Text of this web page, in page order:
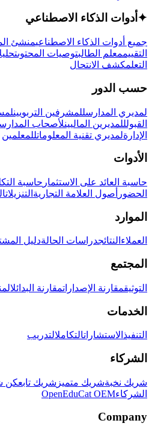
✦ أدوات الذكاء الاصطناعي
جميع أدوات الذكاء الاصطناعيمنشئ
التقييممعلم الطالبتوصيات المحتوى
التعلمكشف الانتحال
حسب الدور
لمديري المدارسللمشرفين التربويين
القبولللمديرين الماليينلأصحاب
الإدارةلمديري تقنية المعلوماتللمعلمين
الأدوات
حاسبة العائد على الاستثمار حاسبة
الحضور أصول العلامة التجارية التنزيلات
الموارد
العملاء النتائجدراسات الحالةدليل
المجتمع
التوثيقمقارنة الإصداراتمقارنة البدائل
الخدمات
التنفيذ الاستشاراتالتكاملالتدريب
الشركاء
شريك نخبةشريك متميز شريك تابعكن
الشركاءOpenEduCat OEM
Company